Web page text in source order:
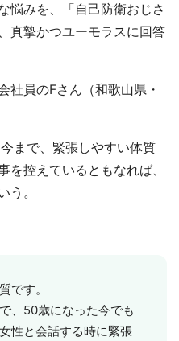
悩みを、「自己防衛おじさ
真摯かつユーモラスに回答
社員のFさん（和歌山県・
まで、緊張しやすい体質
を控えているともなれば、
う。
です。
、50歳になった今でも
性と会話する時に緊張